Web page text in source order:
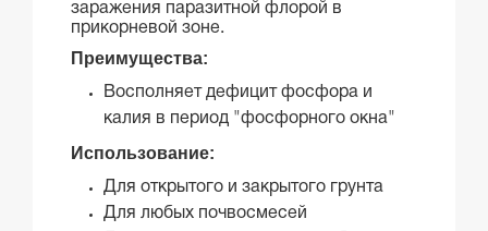
заражения паразитной флорой в
прикорневой зоне.
Преимущества:
Восполняет дефицит фосфора и
калия в период "фосфорного окна"
Использование:
Для открытого и закрытого грунта
Для любых почвосмесей